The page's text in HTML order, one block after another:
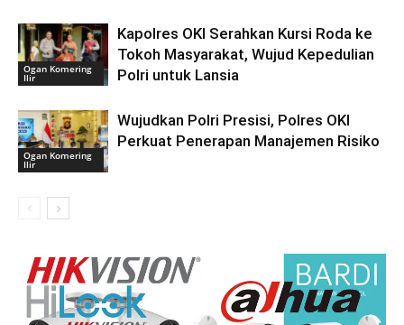
Ogan Komering
Ilir
Kapolres OKI Serahkan Kursi Roda ke
Tokoh Masyarakat, Wujud Kepedulian
Polri untuk Lansia
Ogan Komering
Ilir
Wujudkan Polri Presisi, Polres OKI
Perkuat Penerapan Manajemen Risiko